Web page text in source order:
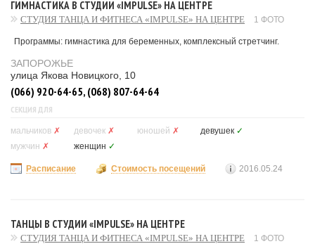
ГИМНАСТИКА В СТУДИИ «IMPULSE» НА ЦЕНТРЕ
СТУДИЯ ТАНЦА И ФИТНЕСА «IMPULSE» НА ЦЕНТРЕ 1 ФОТО
Программы: гимнастика для беременных, комплексный стретчинг.
ЗАПОРОЖЬЕ
улица Якова Новицкого, 10
(066) 920-64-65, (068) 807-64-64
СЕКЦИЯ ДЛЯ
мальчиков ✗ девочек ✗ юношей ✗ девушек ✓
мужчин ✗ женщин ✓
Расписание Стоимость посещений 2016.05.24
ТАНЦЫ В СТУДИИ «IMPULSE» НА ЦЕНТРЕ
СТУДИЯ ТАНЦА И ФИТНЕСА «IMPULSE» НА ЦЕНТРЕ 1 ФОТО